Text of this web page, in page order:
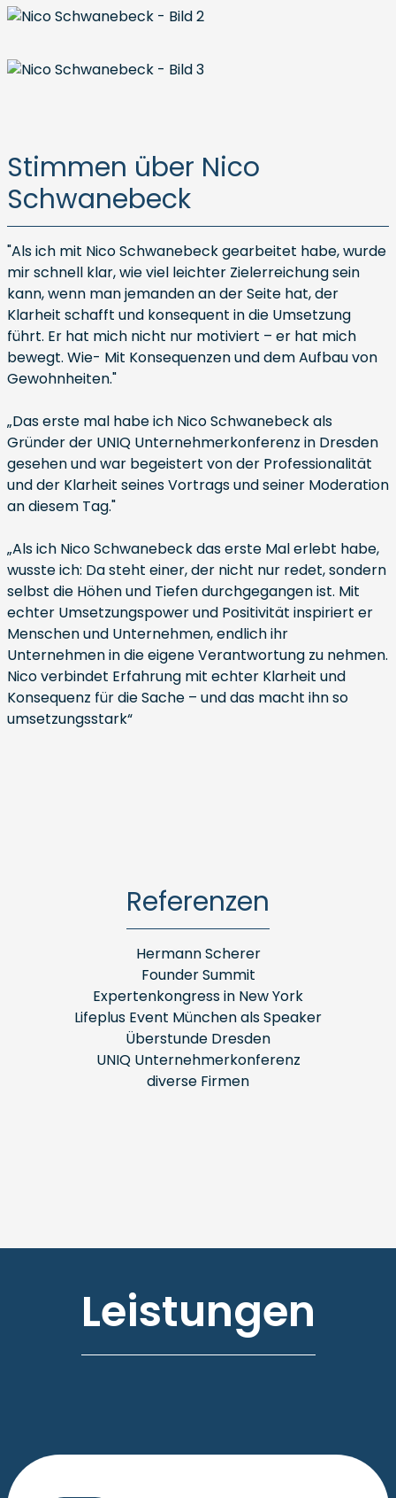
Stimmen über Nico
Schwanebeck
"Als ich mit Nico Schwanebeck gearbeitet habe, wurde
mir schnell klar, wie viel leichter Zielerreichung sein
kann, wenn man jemanden an der Seite hat, der
Klarheit schafft und konsequent in die Umsetzung
führt. Er hat mich nicht nur motiviert – er hat mich
bewegt. Wie- Mit Konsequenzen und dem Aufbau von
Gewohnheiten."
„Das erste mal habe ich Nico Schwanebeck als
Gründer der UNIQ Unternehmerkonferenz in Dresden
gesehen und war begeistert von der Professionalität
und der Klarheit seines Vortrags und seiner Moderation
an diesem Tag."
„Als ich Nico Schwanebeck das erste Mal erlebt habe,
wusste ich: Da steht einer, der nicht nur redet, sondern
selbst die Höhen und Tiefen durchgegangen ist. Mit
echter Umsetzungspower und Positivität inspiriert er
Menschen und Unternehmen, endlich ihr
Unternehmen in die eigene Verantwortung zu nehmen.
Nico verbindet Erfahrung mit echter Klarheit und
Konsequenz für die Sache – und das macht ihn so
umsetzungsstark“
Referenzen
Hermann Scherer
Founder Summit
Expertenkongress in New York
Lifeplus Event München als Speaker
Überstunde Dresden
UNIQ Unternehmerkonferenz
diverse Firmen
Leistungen